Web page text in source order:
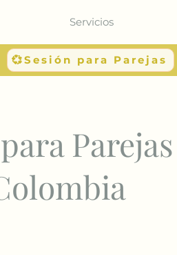
Servicios
💞Sesión para Parejas
Parejas